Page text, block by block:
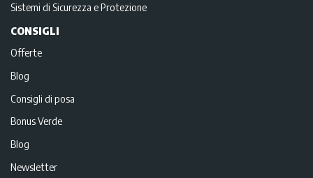
Sistemi di Sicurezza e Protezione
CONSIGLI
Offerte
Blog
Consigli di posa
Bonus Verde
Blog
Newsletter